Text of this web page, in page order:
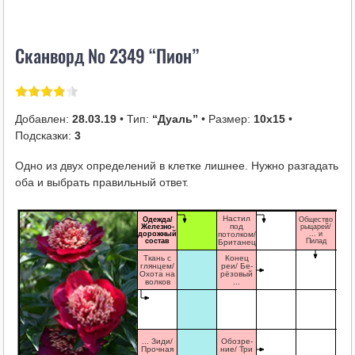
i
Сканворд № 2349 “Пион”
Добавлен: 28.03.19• Тип: “Дуаль” • Размер: 10х15•
Подсказки: 3
Одно из двух определений в клетке лишнее. Нужно разгадать
оба и выбрать правильный ответ.
Одежда/
Железно-
дорожный
состав
Настил
под
потолком/
Британец
Общество
рыцарей/
... и
Пилад
Ткань с
глянцем/
Охота на
волков
Конец
реи/ Бе-
рёзовый
... Зиди/
Прочная
Обозре-
ние/ Три